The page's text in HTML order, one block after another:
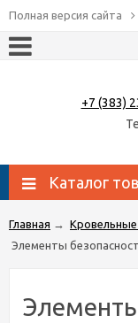
Полная версия сайта
+7 (383)
Каталог
Главная →
Элементы